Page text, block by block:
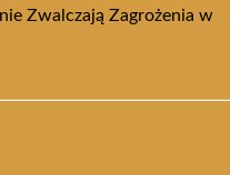
Zwalczają Zagrożenia w